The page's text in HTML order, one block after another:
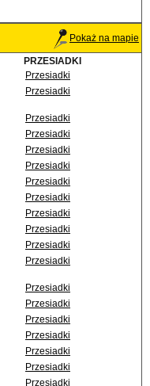
Pokaż na mapie
PRZESIADKI
Przesiadki
Przesiadki
Przesiadki
Przesiadki
Przesiadki
Przesiadki
Przesiadki
Przesiadki
Przesiadki
Przesiadki
Przesiadki
Przesiadki
Przesiadki
Przesiadki
Przesiadki
Przesiadki
Przesiadki
Przesiadki
Przesiadki